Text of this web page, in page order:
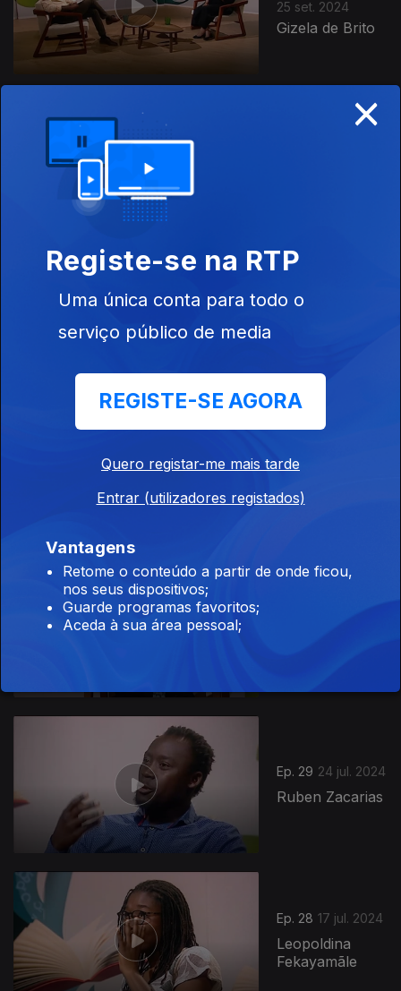
25 set. 2024
Gizela de Brito
Ep. 32
04 set. 2024
Lucílio Manjate
Ep. 29 24 jul. 2024
Ruben Zacarias
Ep. 28 17 jul. 2024
Leopoldina
Fekayamãle
×
Registe-se na RTP
Uma única conta para todo o
serviço público de media
REGISTE-SE AGORA
Quero registar-me mais tarde
Entrar (utilizadores registados)
Vantagens
Retome o conteúdo a partir de onde ficou,
nos seus dispositivos;
Guarde programas favoritos;
Aceda à sua área pessoal;